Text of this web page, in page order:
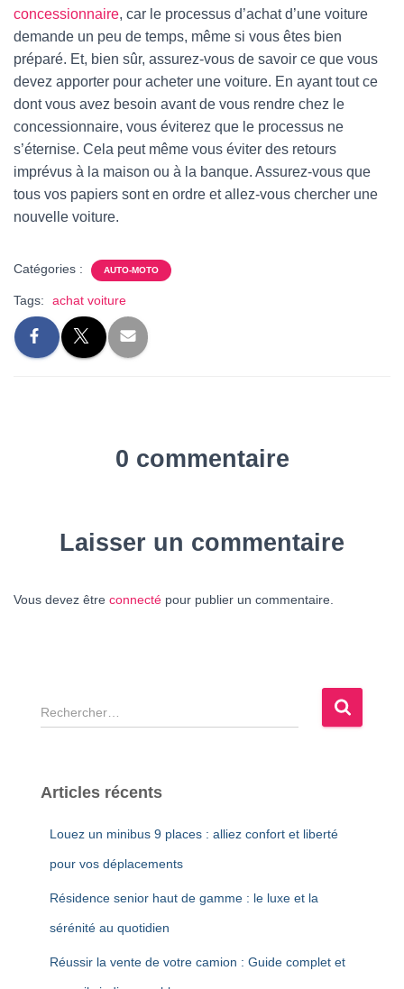
concessionnaire, car le processus d’achat d’une voiture
demande un peu de temps, même si vous êtes bien
préparé. Et, bien sûr, assurez-vous de savoir ce que vous
devez apporter pour acheter une voiture. En ayant tout ce
dont vous avez besoin avant de vous rendre chez le
concessionnaire, vous éviterez que le processus ne
s’éternise. Cela peut même vous éviter des retours
imprévus à la maison ou à la banque. Assurez-vous que
tous vos papiers sont en ordre et allez-vous chercher une
nouvelle voiture.
Catégories : AUTO-MOTO
Tags: achat voiture
0 commentaire
Laisser un commentaire
Vous devez être connecté pour publier un commentaire.
R
e
e
Articles récents
Louez un minibus 9 places : alliez confort et liberté
pour vos déplacements
Résidence senior haut de gamme : le luxe et la
sérénité au quotidien
Réussir la vente de votre camion : Guide complet et